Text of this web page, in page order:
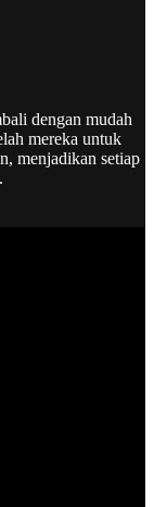
dengan mudah
mereka untuk
menjadikan setiap